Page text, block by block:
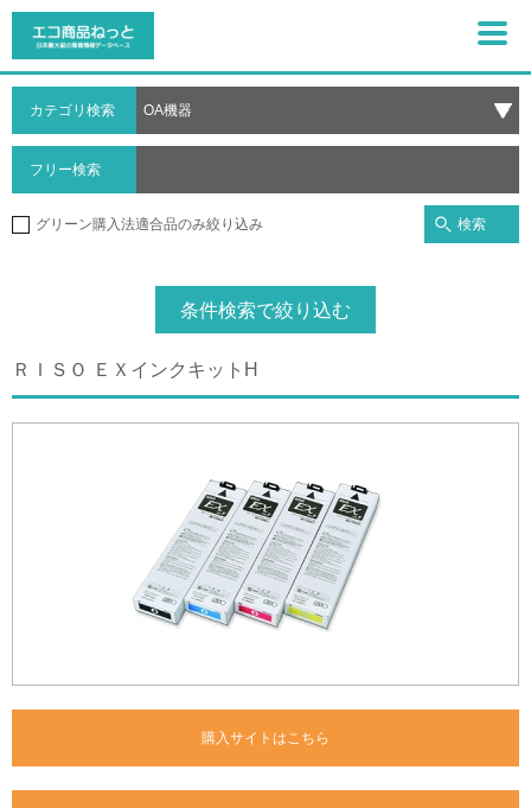
カテゴリ検索
フリー検索
グリーン購入法適合品のみ絞り込み 検索
条件検索で絞り込む
ＲＩＳＯ ＥＸインクキットH
購入サイトはこちら